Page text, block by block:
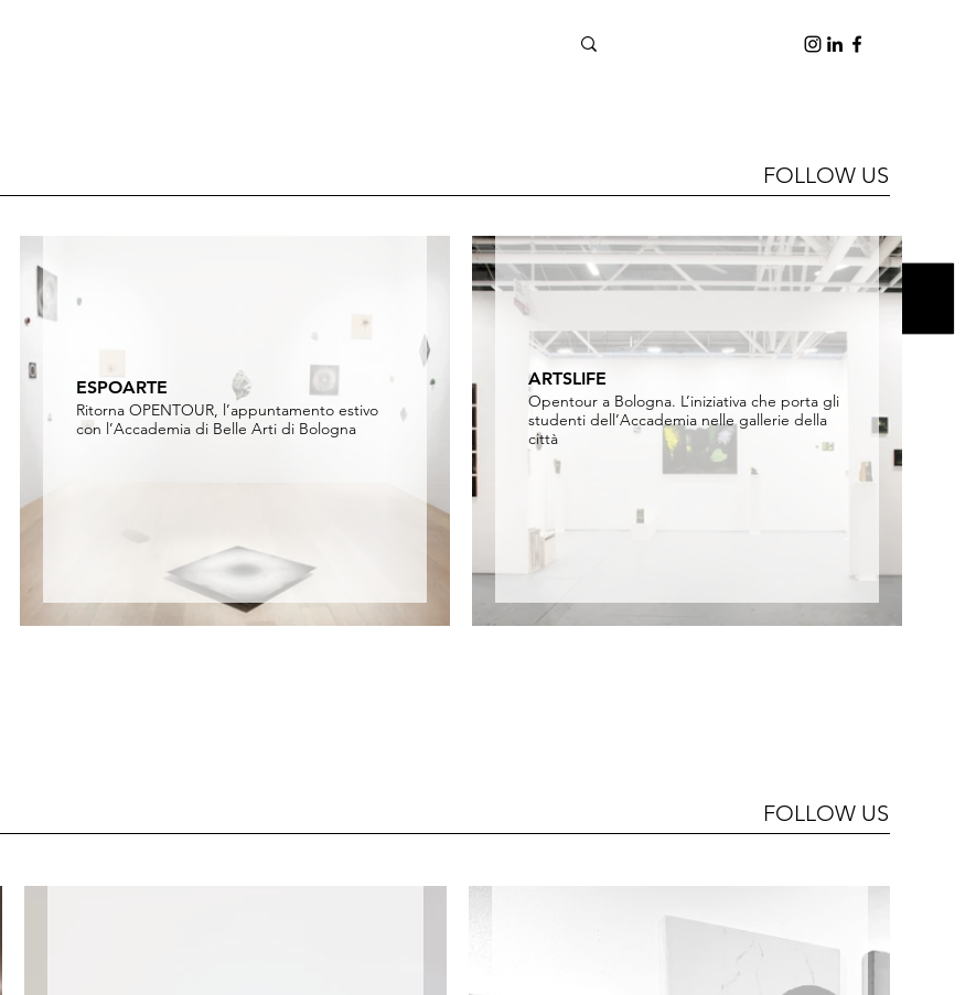
FOLLOW US
ESPOARTE
Ritorna OPENTOUR, l’appuntamento estivo
con l’Accademia di Belle Arti di Bologna
ARTSLIFE
Opentour a Bologna. L’iniziativa che porta gli
studenti dell’Accademia nelle gallerie della
città
FOLLOW US